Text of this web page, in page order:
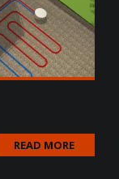
READ MORE